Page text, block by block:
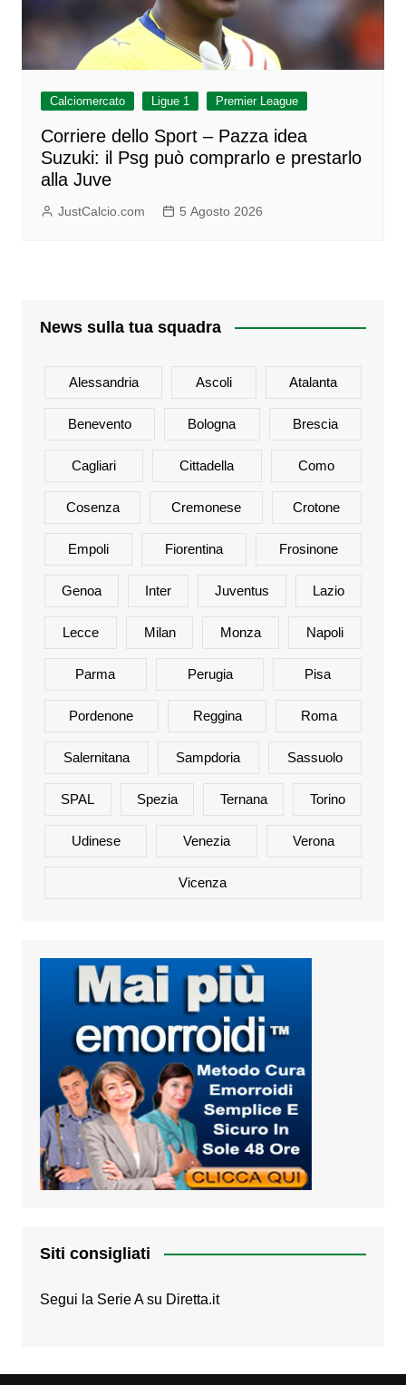
Calciomercato Ligue 1 Premier League
Corriere dello Sport – Pazza idea
Suzuki: il Psg può comprarlo e prestarlo
alla Juve
JustCalcio.com 5 Agosto 2026
News sulla tua squadra
Alessandria Ascoli Atalanta
Benevento Bologna Brescia
Cagliari Cittadella Como
Cosenza Cremonese Crotone
Empoli Fiorentina Frosinone
Genoa Inter Juventus Lazio
Lecce Milan Monza Napoli
Parma Perugia Pisa
Pordenone Reggina Roma
Salernitana Sampdoria Sassuolo
SPAL Spezia Ternana Torino
Udinese Venezia Verona
Vicenza
Siti consigliati
Segui la Serie A su Diretta.it